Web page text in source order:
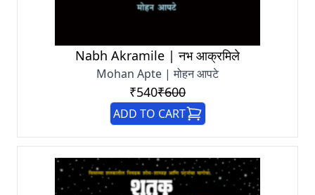
Nabh Akramile | नभ आक्रमिले
Mohan Apte | मोहन आपटे
₹540₹600
ADD TO CART